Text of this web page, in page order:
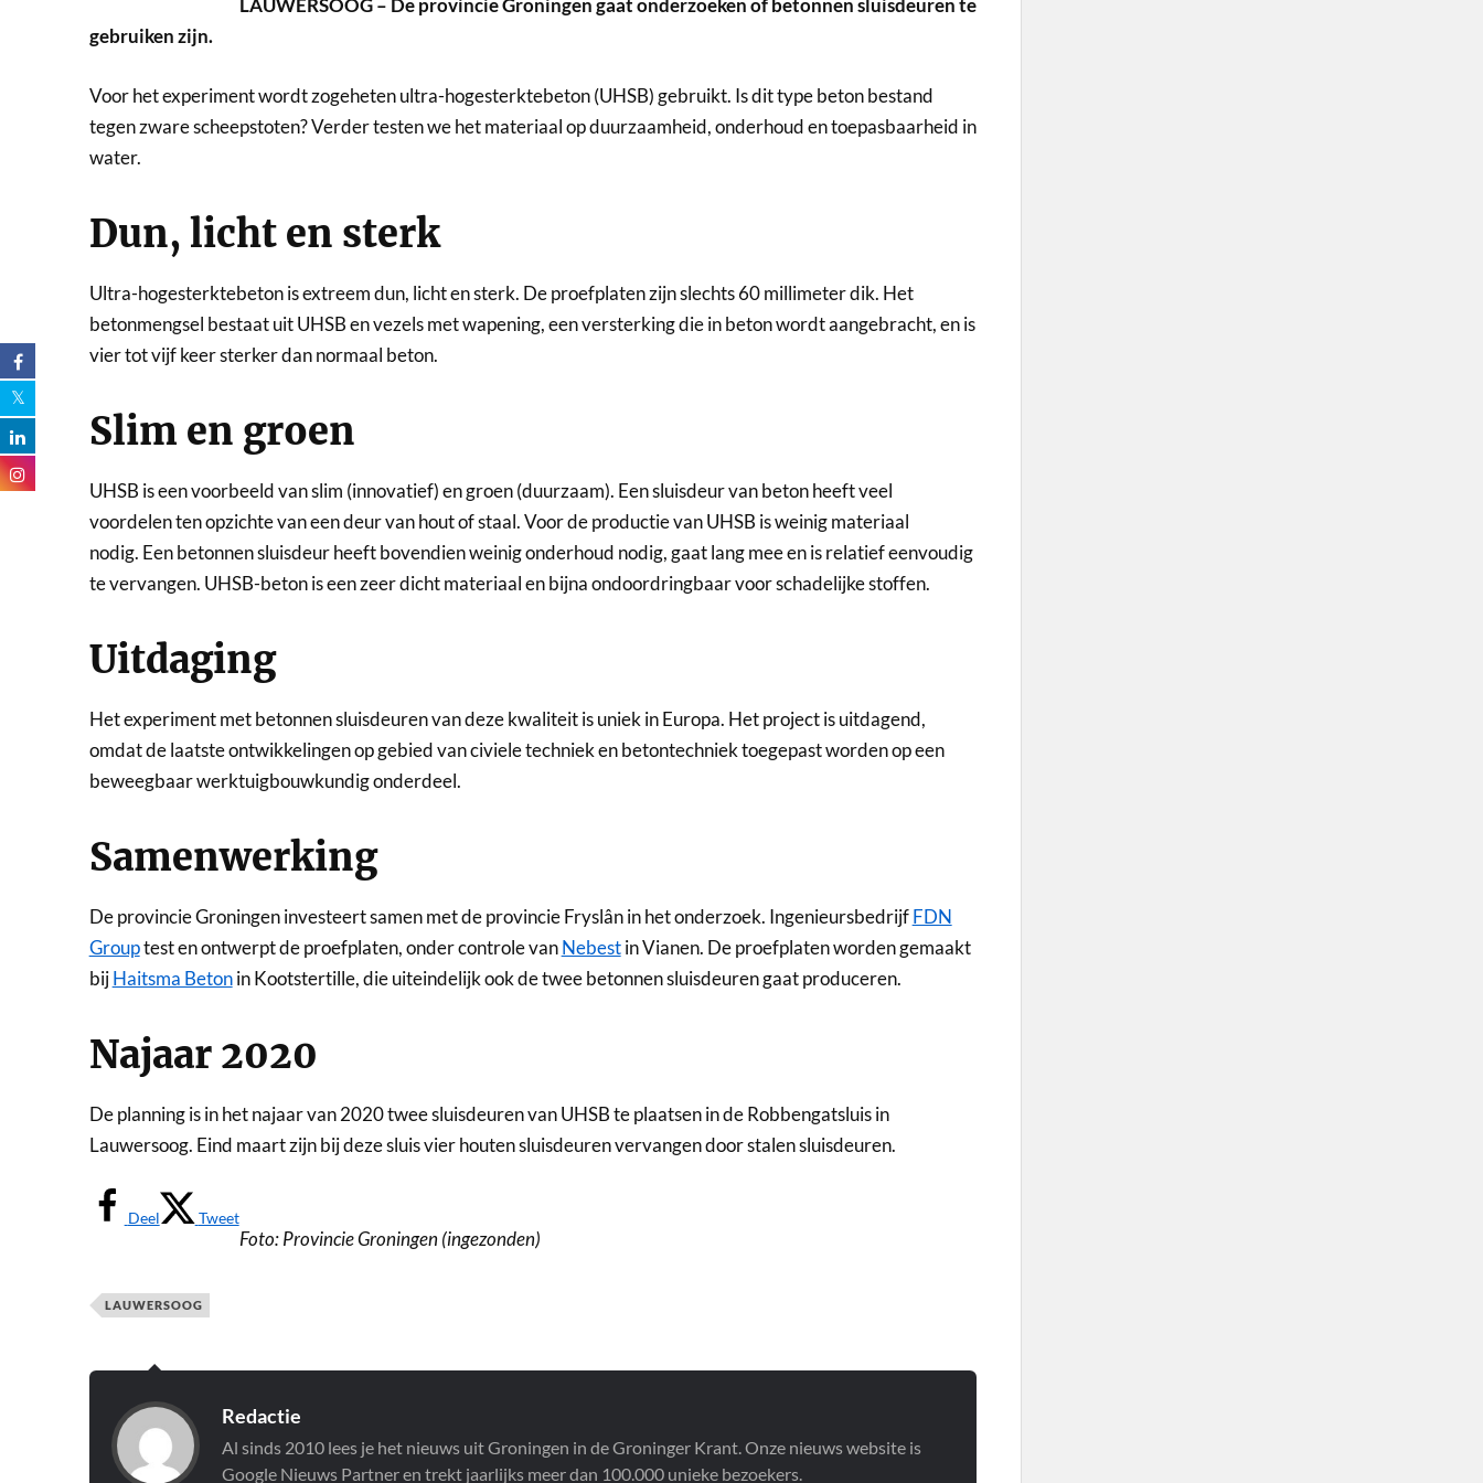
LAUWERSOOG – De provincie Groningen gaat onderzoeken of betonnen sluisdeuren te
gebruiken zijn.
Voor het experiment wordt zogeheten ultra-hogesterktebeton (UHSB) gebruikt. Is dit type beton bestand
tegen zware scheepstoten? Verder testen we het materiaal op duurzaamheid, onderhoud en toepasbaarheid in
water.
Dun, licht en sterk
Ultra-hogesterktebeton is extreem dun, licht en sterk. De proefplaten zijn slechts 60 millimeter dik. Het
betonmengsel bestaat uit UHSB en vezels met wapening, een versterking die in beton wordt aangebracht, en is
vier tot vijf keer sterker dan normaal beton.
Slim en groen
UHSB is een voorbeeld van slim (innovatief) en groen (duurzaam). Een sluisdeur van beton heeft veel
voordelen ten opzichte van een deur van hout of staal. Voor de productie van UHSB is weinig materiaal
nodig. Een betonnen sluisdeur heeft bovendien weinig onderhoud nodig, gaat lang mee en is relatief eenvoudig
te vervangen. UHSB-beton is een zeer dicht materiaal en bijna ondoordringbaar voor schadelijke stoffen.
Uitdaging
Het experiment met betonnen sluisdeuren van deze kwaliteit is uniek in Europa. Het project is uitdagend,
omdat de laatste ontwikkelingen op gebied van civiele techniek en betontechniek toegepast worden op een
beweegbaar werktuigbouwkundig onderdeel.
Samenwerking
De provincie Groningen investeert samen met de provincie Fryslân in het onderzoek. IngenieursbedrijfFDN
Grouptest en ontwerpt de proefplaten, onder controle vanNebestin Vianen. De proefplaten worden gemaakt
bijHaitsma Betonin Kootstertille, die uiteindelijk ook de twee betonnen sluisdeuren gaat produceren.
Najaar 2020
De planning is in het najaar van 2020 twee sluisdeuren van UHSB te plaatsen in de Robbengatsluis in
Lauwersoog. Eind maart zijn bij deze sluis vier houten sluisdeuren vervangen door stalen sluisdeuren.
Deel Tweet
Foto: Provincie Groningen (ingezonden)
LAUWERSOOG
Redactie
Al sinds 2010 lees je het nieuws uit Groningen in de Groninger Krant. Onze nieuws website is
Google Nieuws Partner en trekt jaarlijks meer dan 100.000 unieke bezoekers.